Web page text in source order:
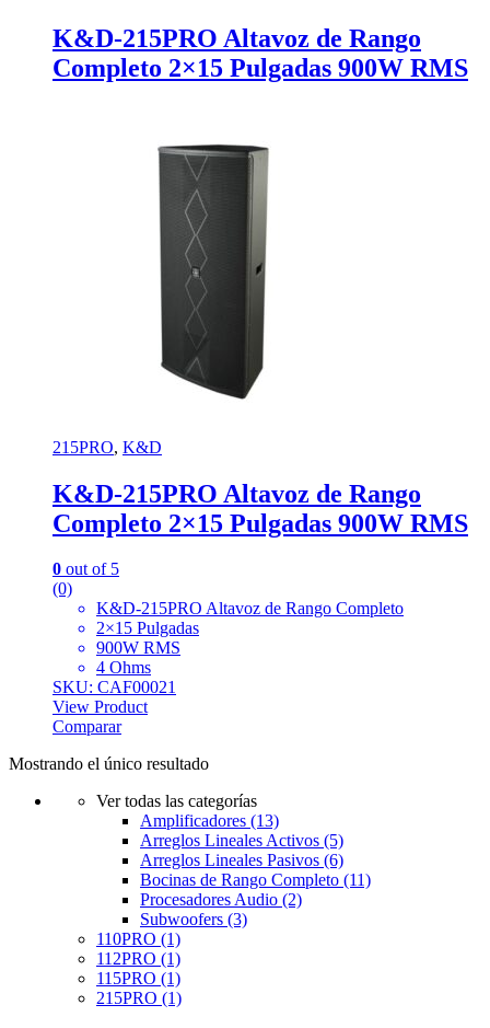
K&D-215PRO Altavoz de Rango
Completo 2×15 Pulgadas 900W RMS
215PRO, K&D
K&D-215PRO Altavoz de Rango
Completo 2×15 Pulgadas 900W RMS
0 out of 5
(0)
K&D-215PRO Altavoz de Rango Completo
2×15 Pulgadas
900W RMS
4 Ohms
SKU: CAF00021
View Product
Comparar
Mostrando el único resultado
Ver todas las categorías
Amplificadores (13)
Arreglos Lineales Activos (5)
Arreglos Lineales Pasivos (6)
Bocinas de Rango Completo (11)
Procesadores Audio (2)
Subwoofers (3)
110PRO (1)
112PRO (1)
115PRO (1)
215PRO (1)